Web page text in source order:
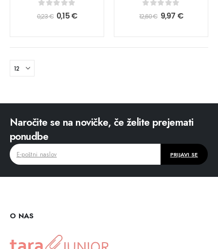
out of 5
0,23€ 0,15€ out of 5
12,60€ 9,97 €
Naročite se na novičke, če želite prejemati
ponudbe
O NAS